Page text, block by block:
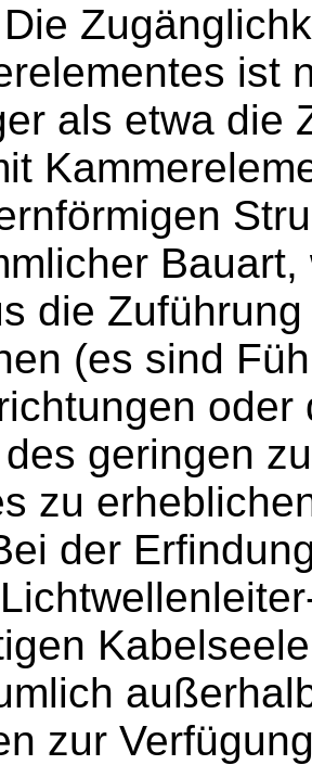
Die
ist
als etwa die
die
(es sind
geringen
zu
der
zur